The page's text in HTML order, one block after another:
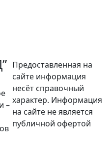
–
Предоставленная на
сайте информация
несёт справочный
характер. Информация
на сайте не является
публичной офертой